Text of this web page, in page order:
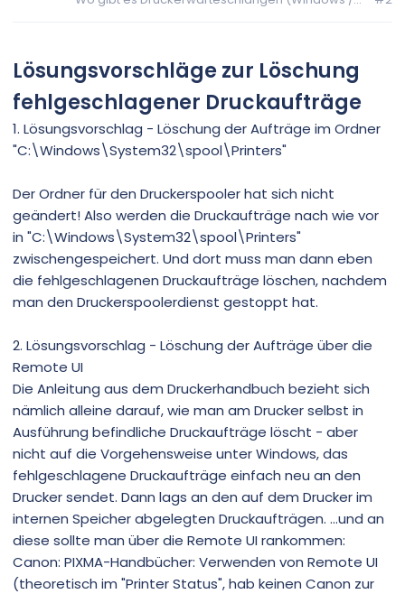
Lösungsvorschläge zur Löschung
fehlgeschlagener Druckaufträge
1. Lösungsvorschlag - Löschung der Aufträge im Ordner
"C:\Windows\System32\spool\Printers"
Der Ordner für den Druckerspooler hat sich nicht
geändert! Also werden die Druckaufträge nach wie vor
in "C:\Windows\System32\spool\Printers"
zwischengespeichert. Und dort muss man dann eben
die fehlgeschlagenen Druckaufträge löschen, nachdem
man den Druckerspoolerdienst gestoppt hat.
2. Lösungsvorschlag - Löschung der Aufträge über die
Remote UI
Die Anleitung aus dem Druckerhandbuch bezieht sich
nämlich alleine darauf, wie man am Drucker selbst in
Ausführung befindliche Druckaufträge löscht - aber
nicht auf die Vorgehensweise unter Windows, das
fehlgeschlagene Druckaufträge einfach neu an den
Drucker sendet. Dann lags an den auf dem Drucker im
internen Speicher abgelegten Druckaufträgen. ...und an
diese sollte man über die Remote UI rankommen:
Canon: PIXMA-Handbücher: Verwenden von Remote UI
(theoretisch im "Printer Status", hab keinen Canon zur